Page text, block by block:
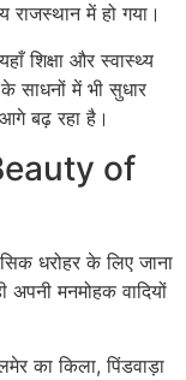
राजस्थान में हो गया।
शिक्षा और स्वास्थ्य
में भी सुधार
बढ़ रहा है।
of
धरोहर के लिए जाना
अपनी मनमोहक वादियों
का किला, पिंडवाड़ा